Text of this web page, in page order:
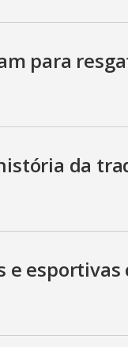
para
da
esportivas